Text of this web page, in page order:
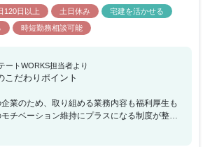
120日以上 土日休み
宅建を活かせる
時短勤務相談可能
ートWORKS担当者より
こだわりポイント
業のため、取り組める業務内容も福利厚生も
チベーション維持にプラスになる制度が整っ
経験も必要なポジションですが、自分のスキ